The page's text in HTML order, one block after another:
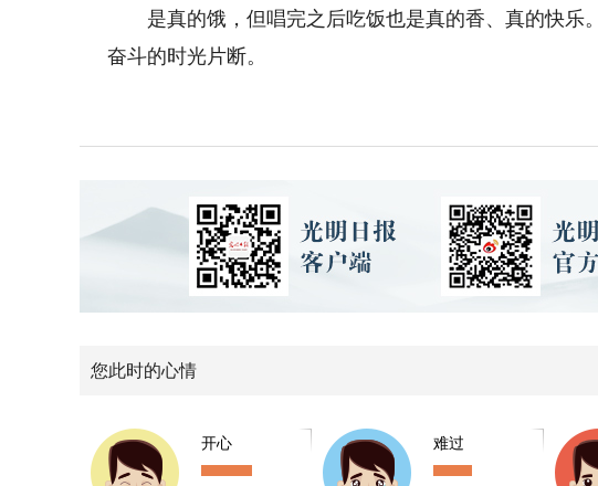
是真的饿，但唱完之后吃饭也是真的香、真的快乐
奋斗的时光片断。
您此时的心情
开心 难过